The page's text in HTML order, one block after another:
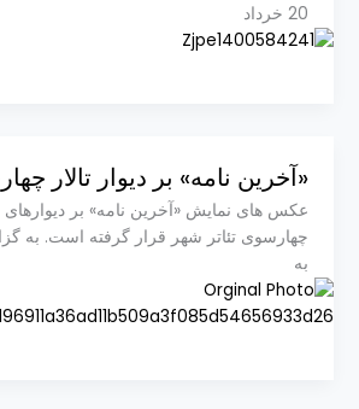
20 خرداد
«آخرین نامه» بر دیوار تالار
عکس های نمایش «آخرین نامه» بر دیوارهای
چهارسوی تئاتر شهر قرار گرفته است. به
به